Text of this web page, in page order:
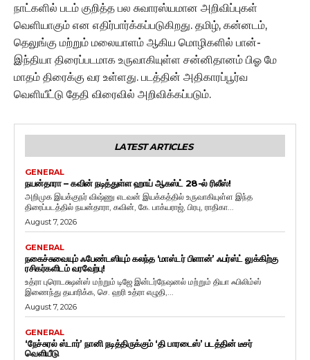
நாட்களில் படம் குறித்த பல சுவாரஸ்யமான அறிவிப்புகள்
வெளியாகும் என எதிர்பார்க்கப்படுகிறது. தமிழ், கன்னடம்,
தெலுங்கு மற்றும் மலையாளம் ஆகிய மொழிகளில் பான்-
இந்தியா திரைப்படமாக உருவாகியுள்ள சன்னிதானம் பிஓ மே
மாதம் திரைக்கு வர உள்ளது. படத்தின் அதிகாரப்பூர்வ
வெளியீட்டு தேதி விரைவில் அறிவிக்கப்படும்.
LATEST ARTICLES
GENERAL
நயன்தாரா – கவின் நடித்துள்ள ஹாய் ஆகஸ்ட் 28-ல் ரிலீஸ்!
அறிமுக இயக்குநர் விஷ்ணு எடவன் இயக்கத்தில் உருவாகியுள்ள இந்த
திரைப்படத்தில் நயன்தாரா, கவின், கே. பாக்யராஜ், பிரபு, ராதிகா...
August 7, 2026
GENERAL
நகைச்சுவையும் ஃபேண்டஸியும் கலந்த ‘மாஸ்டர் பிளான்’ ஃபர்ஸ்ட் லுக்கிற்கு
ரசிகர்களிடம் வரவேற்பு!
உத்ரா புரொடக்ஷன்ஸ் மற்றும் டிஜே இன்டர்நேஷனல் மற்றும் தியா ஃபிலிம்ஸ்
இணைந்து தயாரிக்க, செ. ஹரி உத்ரா எழுதி,...
August 7, 2026
GENERAL
‘நேச்சுரல் ஸ்டார்’ நானி நடித்திருக்கும் ‘தி பாரடைஸ்’ படத்தின் டீசர்
வெளியீடு